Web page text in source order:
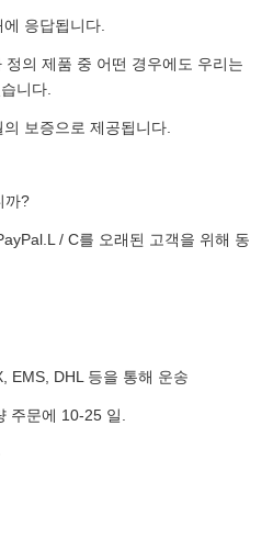
응답됩니다.
의 제품 중 어떤 경우에도 우리는
니다.
보증으로 제공됩니다.
까?
/ C를 오래된 고객을 위해 동
EMS, DHL 등을 통해 운송
주문에 10-25 일.